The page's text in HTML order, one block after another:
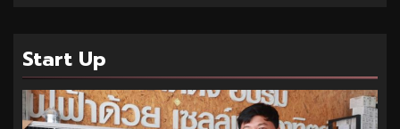
Start Up